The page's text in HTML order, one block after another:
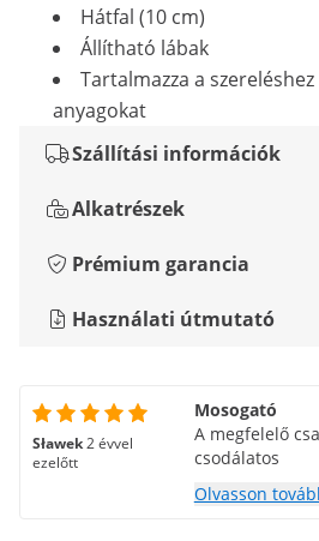
Hátfal (10 cm)
Állítható lábak
Tartalmazza a szereléshez
anyagokat
Szállítási információk
Alkatrészek
Prémium garancia
Használati útmutató
Sławek2 évvel
ezelőtt
Mosogató
A megfelelő
csodálatos
Olvasson